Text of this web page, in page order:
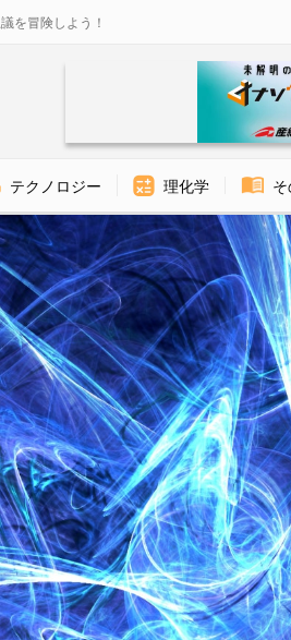
を冒険しよう！
テクノロジー 理化学